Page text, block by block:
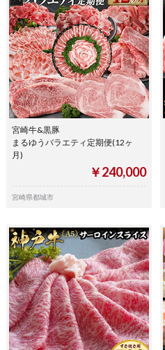
宮崎牛&黒豚
まるゆうバラエティ定期便(12ヶ
月)
￥240,000
宮崎県都城市